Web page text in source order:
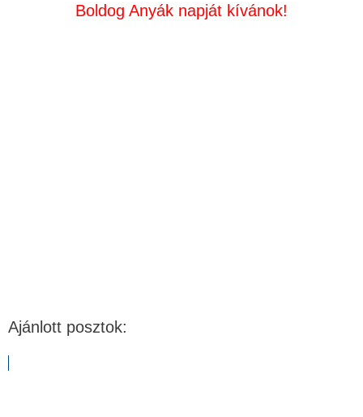
Boldog Anyák napját kívánok!
Ajánlott posztok: